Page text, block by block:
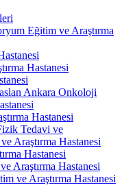
Eğitim ve Araştırma
Hastanesi
Ankara Onkoloji
Hastanesi
Tedavi ve
Araştırma Hastanesi
Hastanesi
Araştırma Hastanesi
ve Araştırma Hastanesi